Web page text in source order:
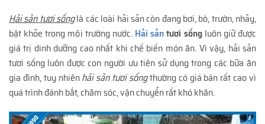
Hải sản tươi sốnglà các loài hải sản còn đang bơi, bò, trườn, nhảy,
bật khỏe trong môi trường nước. Hải sảntươi sốngluôn giữ được
giá trị dinh dưỡng cao nhất khi chế biến món ăn. Vì vậy, hải sản
tươi sống luôn được con người ưu tiên sử dụng trong các bữa ăn
gia đình, tuy nhiênhải sản tươi sốngthường có giá bán rất cao vì
quá trình đánh bắt, chăm sóc, vận chuyển rất khó khăn.